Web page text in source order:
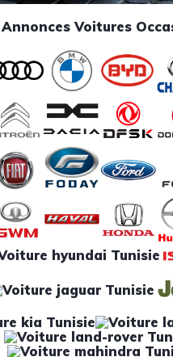
Annonces Voitures